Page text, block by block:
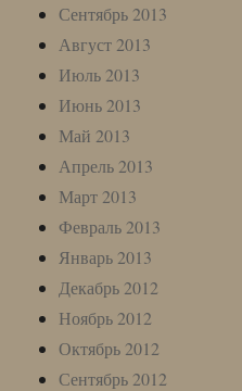
Сентябрь 2013
Август 2013
Июль 2013
Июнь 2013
Май 2013
Апрель 2013
Март 2013
Февраль 2013
Январь 2013
Декабрь 2012
Ноябрь 2012
Октябрь 2012
Сентябрь 2012